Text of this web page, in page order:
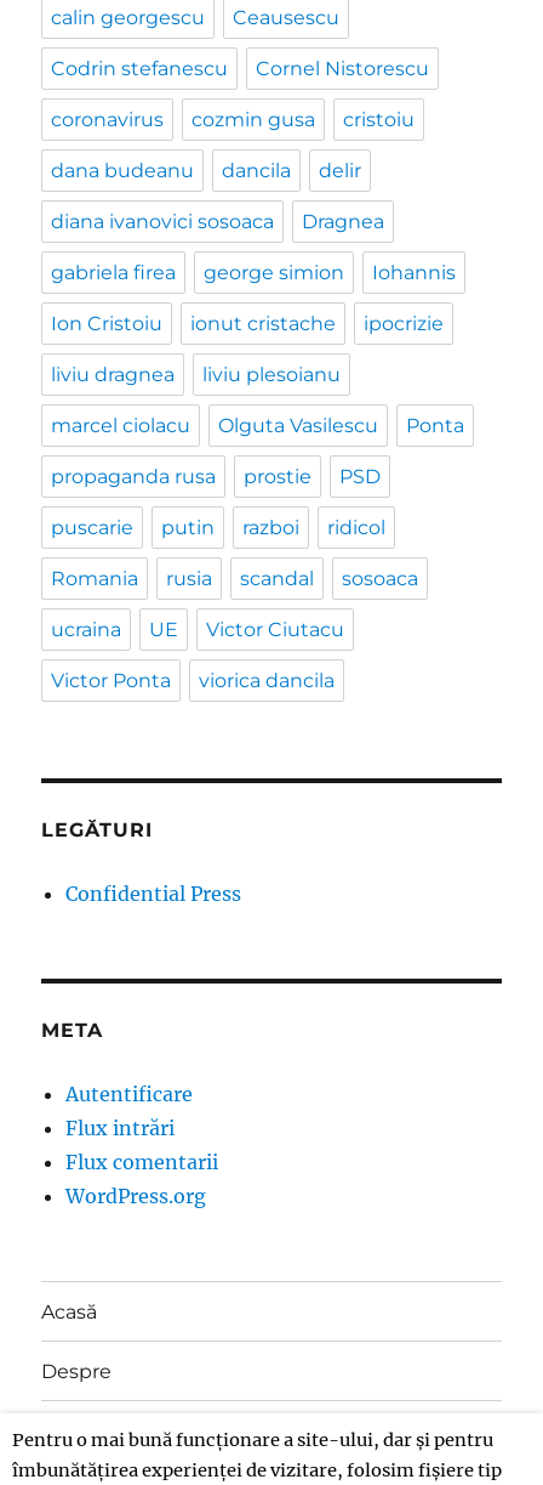
calin georgescu Ceausescu
Codrin stefanescu Cornel Nistorescu
coronavirus cozmin gusa cristoiu
dana budeanu dancila delir
diana ivanovici sosoaca Dragnea
gabriela firea george simion Iohannis
Ion Cristoiu ionut cristache ipocrizie
liviu dragnea liviu plesoianu
marcel ciolacu Olguta Vasilescu Ponta
propaganda rusa prostie PSD
puscarie putin razboi ridicol
Romania rusia scandal sosoaca
ucraina UE Victor Ciutacu
Victor Ponta viorica dancila
LEGĂTURI
Confidential Press
META
Autentificare
Flux intrări
Flux comentarii
WordPress.org
Acasă
Despre
Contact
Pentru o mai bună funcționare a site-ului, dar și pentru
îmbunătățirea experienței de vizitare, folosim fișiere tip